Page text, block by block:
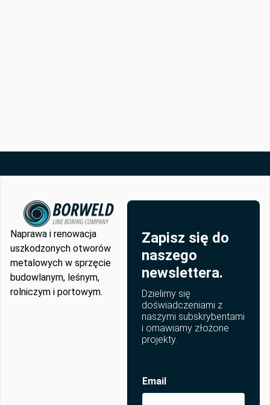
Naprawa i renowacja
uszkodzonych otworów
metalowych w sprzęcie
budowlanym, leśnym,
rolniczym i portowym.
Zapisz się do
naszego
newslettera.
Dzielimy się
doświadczeniami z
naszymi subskrybentami
i omawiamy złożone
projekty.
Email